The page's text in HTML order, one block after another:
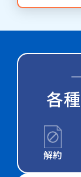
各
解約